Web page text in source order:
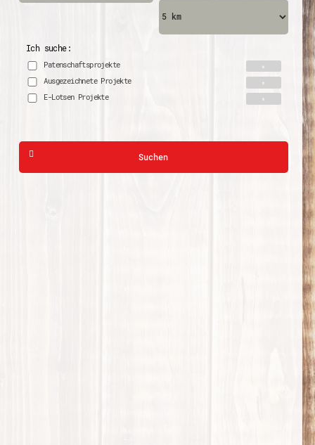
Ich suche:
Patenschaftsprojekte
Ausgezeichnete Projekte
E-Lotsen Projekte
Suchen